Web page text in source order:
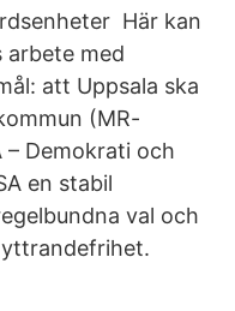
Här kan
arbete med
att Uppsala ska
(MR-
Demokrati och
en stabil
val och